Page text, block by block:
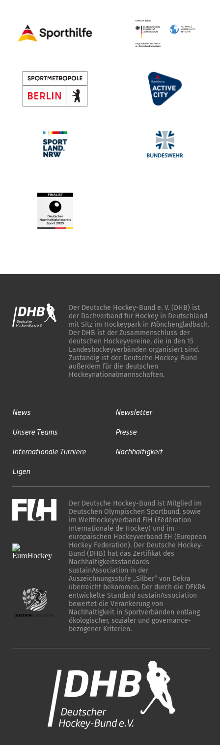
Der Deutsche Hockey-Bund e. V. (DHB) ist
der Dachverband für Hockey in Deutschland
mit Sitz im Hockeypark in Mönchengladbach.
Der DHB ist der Zusammenschluss der
deutschen Hockeyvereine, die in den 15
Landeshockeyverbänden organisiert sind.
Zuständig ist der Deutsche Hockey-Bund
außerdem für die deutschen
Hockeynationalmannschaften.
News
Unsere Teams
Internationale Turniere
Ligen
Newsletter
Presse
Nachhaltigkeit
Der Deutsche Hockey-Bund ist Mitglied im
Deutschen Olympischen Sportbund, sowie
im Welthockeyverband FIH (Fédération
Internationale de Hockey) und im
europäischen Hockeyverband EH (European
Hockey Federation). Der Deutsche Hockey-
Bund (DHB) hat das Zertifikat des
Nachhaltigkeitsstandards
sustainAssociation in der
Auszeichnungsstufe „Silber“ von Dekra
überreicht bekommen. Der durch die DEKRA
entwickelte Standard sustainAssociation
bewertet die Verankerung von
Nachhaltigkeit in Sportverbänden entlang
ökologischer, sozialer und governance-
bezogener Kriterien.